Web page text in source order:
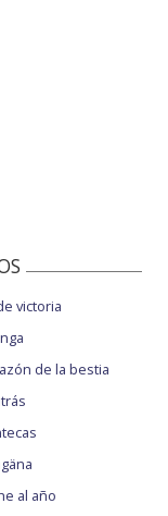
victoria
de la bestia
al año